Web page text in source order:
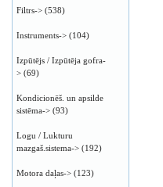
Filtrs-> (538)
Instruments-> (104)
Izpūtējs / Izpūtēja gofra-
> (69)
Kondicionēš. un apsilde
sistēma-> (93)
Logu / Lukturu
mazgaš.sistema-> (192)
Motora daļas-> (123)